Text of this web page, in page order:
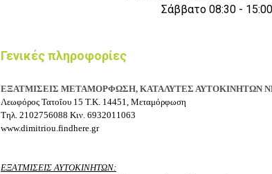
Σάββατο 08:30 - 15:00
Γενικές πληροφορίες
ΕΞΑΤΜΙΣΕΙΣ ΜΕΤΑΜΟΡΦΩΣΗ, ΚΑΤΑΛΥΤΕΣ ΑΥΤΟΚΙΝΗΤΩΝ
Λεωφόρος Τατοΐου 15 Τ.Κ. 14451, Μεταμόρφωση
Τηλ. 2102756088 Κιν. 6932011063
www.dimitriou.findhere.gr
ΕΞΑΤΜΙΣΕΙΣ ΑΥΤΟΚΙΝΗΤΩΝ: